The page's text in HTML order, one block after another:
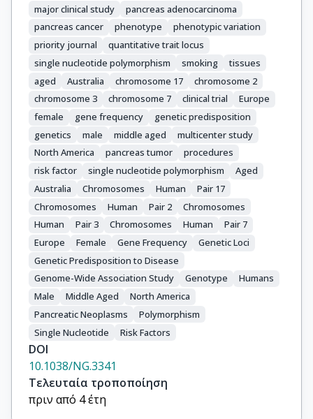
Hassan, M.
Herman, J.M.
Holcatova, I.
Holly, E.A.
Hoover, R.N.
Hung, R.J.
Kupcinskas, J.
Kurtz, R.C.
Landi, S.
Lu, L.
Malecka-Panas, E.
Mambrini, A.
Mohelnikova-Duchonova, B.
Neoptolemos, J.P.
Oberg, A.L.
Orlow, I.
Pasquali, C.
Pezzilli, R.
Rizzato, C.
Saldia, A.
Scarpa, A.
Stolzenberg-Solomon, R.Z.
Strobel, O.
major clinical study
pancreas adenocarcinoma
pancreas cancer
phenotype
phenotypic variation
priority journal
quantitative trait locus
single nucleotide polymorphism
smoking
tissues
aged
Australia chromosome 17
chromosome 2
chromosome 3
chromosome 7 clinical trial
Europe
female
gene frequency
genetic predisposition
genetics
male middle aged
multicenter study
North America
pancreas tumor
procedures
risk factor
single nucleotide polymorphism
Aged
Australia
Chromosomes Human
Pair 17
Chromosomes
Human Pair 2
Chromosomes
Human
Pair 3 Chromosomes Human
Pair 7
Europe
Female Gene Frequency
Genetic Loci
Genetic Predisposition to Disease
Genome-Wide Association Study
Genotype
Humans
Male
Middle Aged
North America
Pancreatic Neoplasms
Polymorphism
Single Nucleotide
Risk Factors
DOI
10.1038/NG.3341
Τελευταία τροποποίηση
πριν από 4 έτη